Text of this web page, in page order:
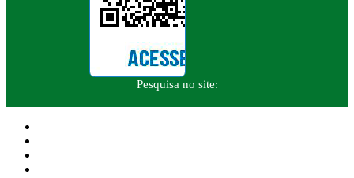
Pesquisa no site: